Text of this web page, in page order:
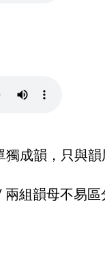
成韻，只與
組韻母不易